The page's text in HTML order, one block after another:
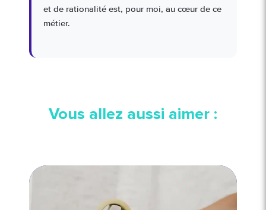
et de rationalité est, pour moi, au cœur de ce
métier.
Vous allez aussi aimer :